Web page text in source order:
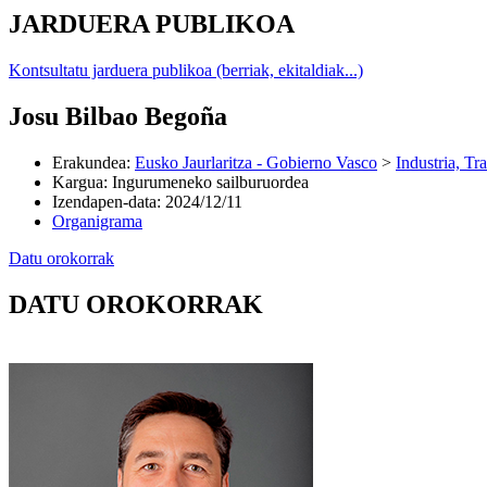
JARDUERA PUBLIKOA
Kontsultatu jarduera publikoa (berriak, ekitaldiak...)
Josu Bilbao Begoña
Erakundea: Eusko Jaurlaritza - Gobierno Vasco > Industria,
Kargua: Ingurumeneko sailburuordea
Izendapen-data: 2024/12/11
Organigrama
Datu orokorrak
DATU OROKORRAK